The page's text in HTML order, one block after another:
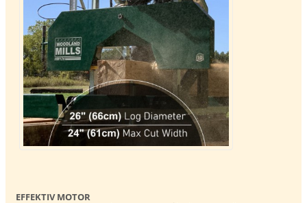
EFFEKTIV MOTOR